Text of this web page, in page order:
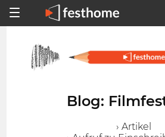
Blog:
› Artikel